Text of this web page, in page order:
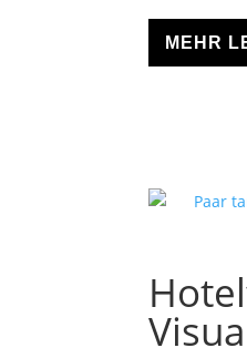
MEHR